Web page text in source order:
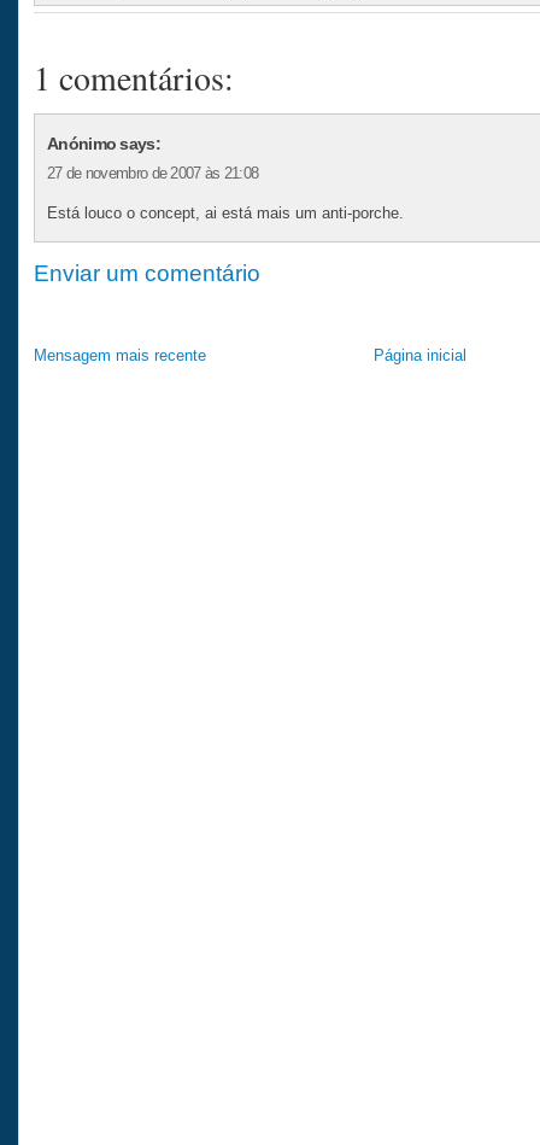
1 comentários:
Anónimo says:
27 de novembro de 2007 às 21:08
Está louco o concept, ai está mais um anti-porche.
Enviar um comentário
Mensagem mais recente Página inicial